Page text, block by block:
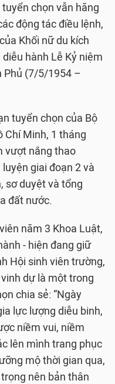
chọn vẫn hăng
động tác điều lệnh,
Khối nữ du kích
hành Lễ Kỷ niệm
Phủ (7/5/1954 –
tuyển chọn của Bộ
Chí Minh, 1 tháng
vượt nắng thao
giai đoạn 2 và
sơ duyệt và tổng
đất nước.
năm 3 Khoa Luật,
- hiện đang giữ
Hội sinh viên trường,
dự là một trong
chia sẻ: “Ngày
lực lượng diễu binh,
niềm vui, niềm
lên mình trang phục
mộ thời gian qua,
nên bản thân